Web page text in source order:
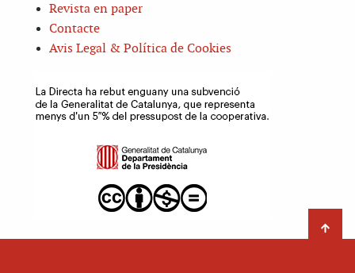
Revista en paper
Contacte
Avis Legal & Política de Cookies